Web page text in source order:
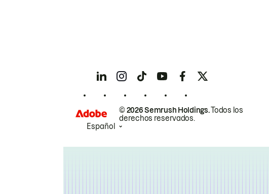
© 2026 Semrush Holdings.Todos los
derechos reservados.
Español